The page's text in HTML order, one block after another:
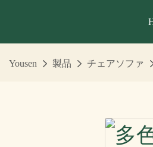
Yousen 製品 チェアソファ